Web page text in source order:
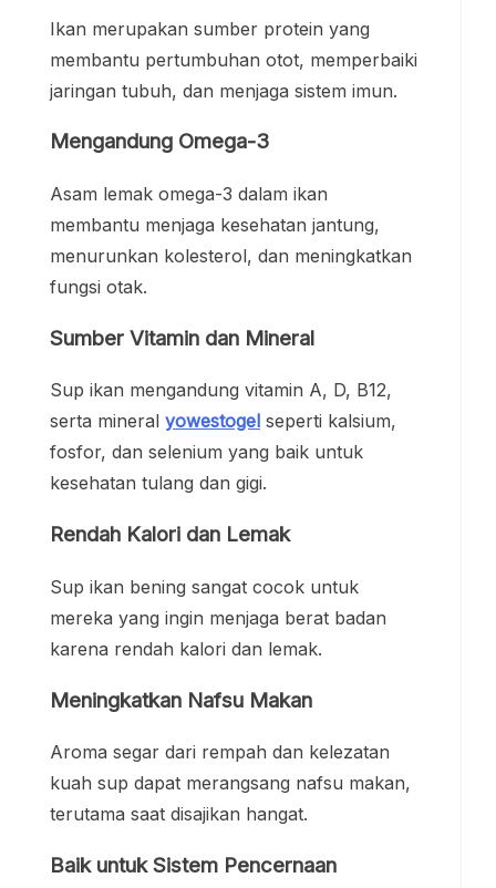
Ikan merupakan sumber protein yang
membantu pertumbuhan otot, memperbaiki
jaringan tubuh, dan menjaga sistem imun.
Mengandung Omega-3
Asam lemak omega-3 dalam ikan
membantu menjaga kesehatan jantung,
menurunkan kolesterol, dan meningkatkan
fungsi otak.
Sumber Vitamin dan Mineral
Sup ikan mengandung vitamin A, D, B12,
serta mineral yowestogel seperti kalsium,
fosfor, dan selenium yang baik untuk
kesehatan tulang dan gigi.
Rendah Kalori dan Lemak
Sup ikan bening sangat cocok untuk
mereka yang ingin menjaga berat badan
karena rendah kalori dan lemak.
Meningkatkan Nafsu Makan
Aroma segar dari rempah dan kelezatan
kuah sup dapat merangsang nafsu makan,
terutama saat disajikan hangat.
Baik untuk Sistem Pencernaan